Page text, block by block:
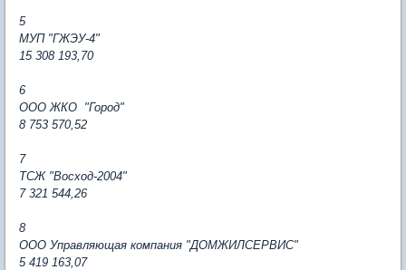
5
МУП "ГЖЭУ-4"
15 308 193,70
6
ООО ЖКО "Город"
8 753 570,52
7
ТСЖ "Восход-2004"
7 321 544,26
8
ООО Управляющая компания "ДОМЖИЛСЕРВИС"
5 419 163,07